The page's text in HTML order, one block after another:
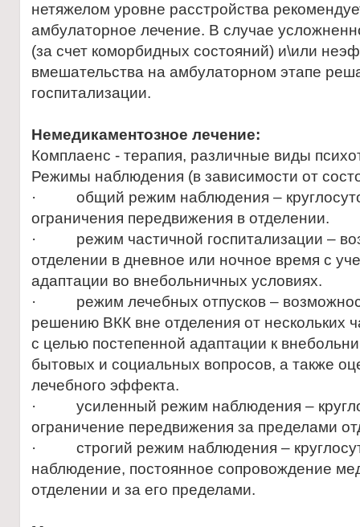
нетяжелом уровне расстройства
амбулаторное лечение. В случае
(за счет коморбидных состояний) и\или
вмешательства на амбулаторном этапе
госпитализации.
Немедикаментозное лечение:
Комплаенс - терапия, различные виды
Режимы наблюдения (в зависимости от
· общий режим наблюдения –
ограничения передвижения в отделении.
· режим частичной госпитализации –
отделении в дневное или ночное время с
адаптации во внебольничных условиях.
· режим лечебных отпусков –
решению ВКК вне отделения от нескольких
с целью постепенной адаптации к
бытовых и социальных вопросов, а также
лечебного эффекта.
· усиленный режим наблюдения –
ограничение передвижения за пределами
· строгий режим наблюдения –
наблюдение, постоянное сопровождение
отделении и за его пределами.